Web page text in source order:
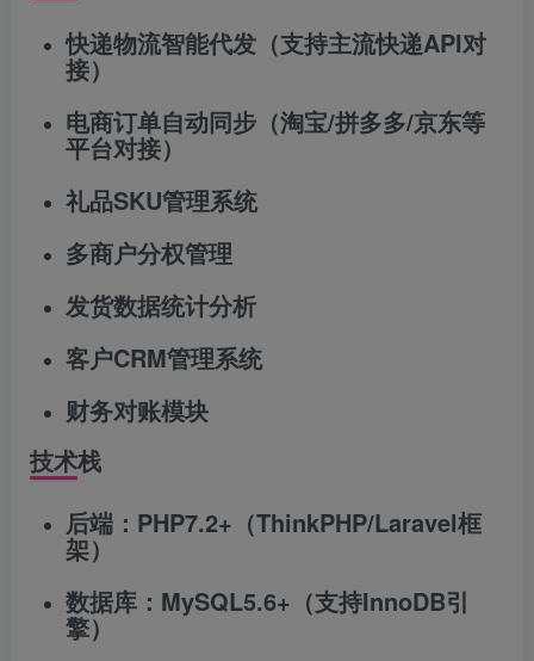
快递物流智能代发（支持主流快递API对
接）
电商订单自动同步（淘宝/拼多多/京东等
平台对接）
礼品SKU管理系统
多商户分权管理
发货数据统计分析
客户CRM管理系统
财务对账模块
技术栈
后端：PHP7.2+（ThinkPHP/Laravel框
架）
数据库：MySQL5.6+（支持InnoDB引
擎）